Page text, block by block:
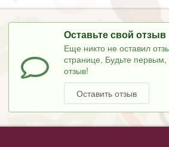
Оставьте свой отзыв
Еще никто не оставил
странице. Будьте
отзыв!
Оставить отзыв